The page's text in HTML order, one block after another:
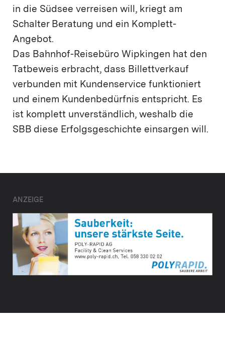
in die Südsee verreisen will, kriegt am
Schalter Beratung und ein Komplett-
Angebot.
Das Bahnhof-Reisebüro Wipkingen hat den
Tatbeweis erbracht, dass Billettverkauf
verbunden mit Kundenservice funktioniert
und einem Kundenbedürfnis entspricht. Es
ist komplett unverständlich, weshalb die
SBB diese Erfolgsgeschichte einsargen will.
ANZEIGE